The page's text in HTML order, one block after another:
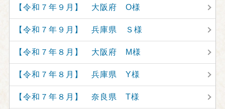
【令和７年９月】 大阪府 O様
【令和７年９月】 兵庫県 Ｓ様
【令和７年８月】 大阪府 M様
【令和７年８月】 兵庫県 Y様
【令和７年８月】 奈良県 T様